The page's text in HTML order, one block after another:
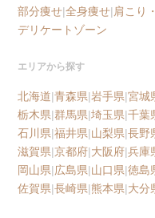
部分痩せ|全身痩せ|肩こり
デリケートゾーン
エリアから探す
北海道|青森県|岩手県|宮城
栃木県|群馬県|埼玉県|千葉
石川県|福井県|山梨県|長野
滋賀県|京都府|大阪府|兵庫
岡山県|広島県|山口県|徳島
佐賀県|長崎県|熊本県|大分